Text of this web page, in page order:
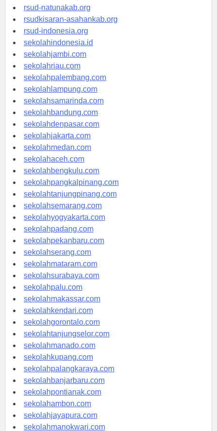
rsud-ntbprov.org
rsud-natunakab.org
rsudkisaran-asahankab.org
rsud-indonesia.org
sekolahindonesia.id
sekolahjambi.com
sekolahriau.com
sekolahpalembang.com
sekolahlampung.com
sekolahsamarinda.com
sekolahbandung.com
sekolahdenpasar.com
sekolahjakarta.com
sekolahmedan.com
sekolahaceh.com
sekolahbengkulu.com
sekolahpangkalpinang.com
sekolahtanjungpinang.com
sekolahsemarang.com
sekolahyogyakarta.com
sekolahpadang.com
sekolahpekanbaru.com
sekolahserang.com
sekolahmataram.com
sekolahsurabaya.com
sekolahpalu.com
sekolahmakassar.com
sekolahkendari.com
sekolahgorontalo.com
sekolahtanjungselor.com
sekolahmanado.com
sekolahkupang.com
sekolahpalangkaraya.com
sekolahbanjarbaru.com
sekolahpontianak.com
sekolahambon.com
sekolahjayapura.com